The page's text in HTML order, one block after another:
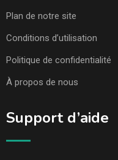
Plan de notre site
Conditions d’utilisation
Politique de confidentialité
À propos de nous
Support d’aide